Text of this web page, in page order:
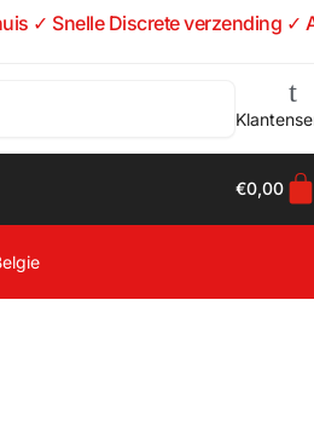
✓ Snelle Discrete verzending ✓
€0,00